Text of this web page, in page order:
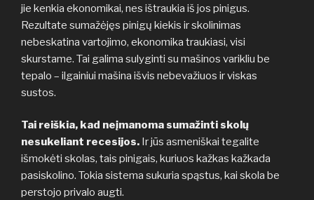
jie kenkia ekonomikai, nes ištraukia iš jos pinigus.
Rezultate sumažėjęs pinigų kiekis ir skolinimas
nebeskatina vartojimo, ekonomika traukiasi, visi
skurstame. Tai galima sulyginti su mašinos varikliu be
tepalo – ilgainiui mašina išvis nebevažiuos ir viskas
sustos.
Tai reiškia, kad neįmanoma sumažinti skolų
nesukeliant recesijos. Ir jūs asmeniškai tegalite
išmokėti skolas, tais pinigais, kuriuos kažkas kažkada
pasiskolino. Tokia sistema sukuria spąstus, kai skola be
perstojo privalo augti.